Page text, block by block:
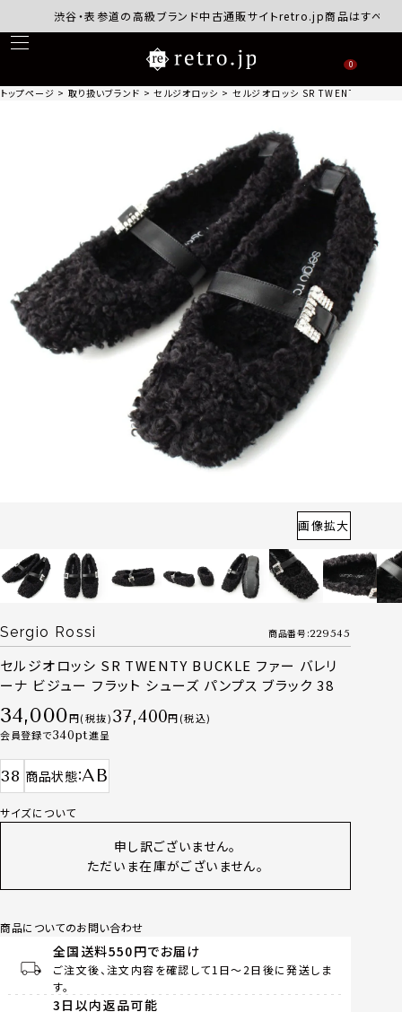
渋谷・表参道の高級ブランド中古通販サイトretro.jp商品はすべて正規
0
トップページ 取り扱いブランド セルジオロッシ セルジオロッシ SR TWENTY
画像拡大
Sergio Rossi 商品番号 229545
セルジオロッシ SR TWENTY BUCKLE ファー バレリ
ーナ ビジュー フラット シューズ パンプス ブラック 38
34,000 税抜 37,400
税込
会員登録で340 進呈
38 商品状態 AB
サイズについて
申し訳ございません。
ただいま在庫がございません。
商品についてのお問い合わせ
全国送料550円でお届け
ご注文後、注文内容を確認して1日～2日後に発送しま
す。
3日以内返品可能